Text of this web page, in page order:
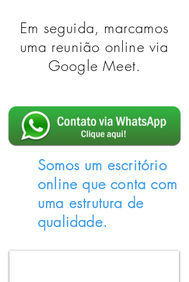
Em seguida, marcamos
uma reunião online via
Google Meet.
Somos um escritório
online que conta com
uma estrutura de
qualidade.